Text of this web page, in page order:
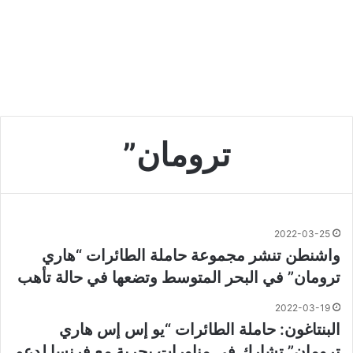
ترومان”
2022-03-25
واشنطن تنشر مجموعة حاملة الطائرات “هاري
ترومان” في البحر المتوسط وتضعها في حالة تأهب
2022-03-19
البنتاغون: حاملة الطائرات “يو إس إس هاري